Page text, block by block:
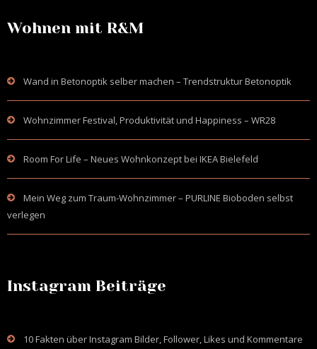
Wohnen mit R&M
Wand in Betonoptik selber machen – Trendstruktur Betonoptik
Wohnzimmer Festival, Produktivität und Happiness – WR28
Room For Life – Neues Wohnkonzept bei IKEA Bielefeld
Mein Weg zum Traum-Wohnzimmer – PURLINE Bioboden selbst
verlegen
Instagram Beiträge
10 Fakten über Instagram Bilder, Follower, Likes und Kommentare